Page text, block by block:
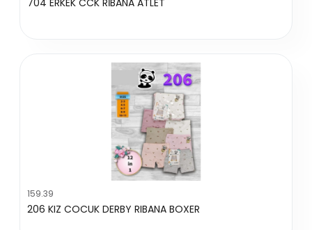
704 ERKEK CCK RİBANA ATLET
159.39
206 KIZ COCUK DERBY RIBANA BOXER